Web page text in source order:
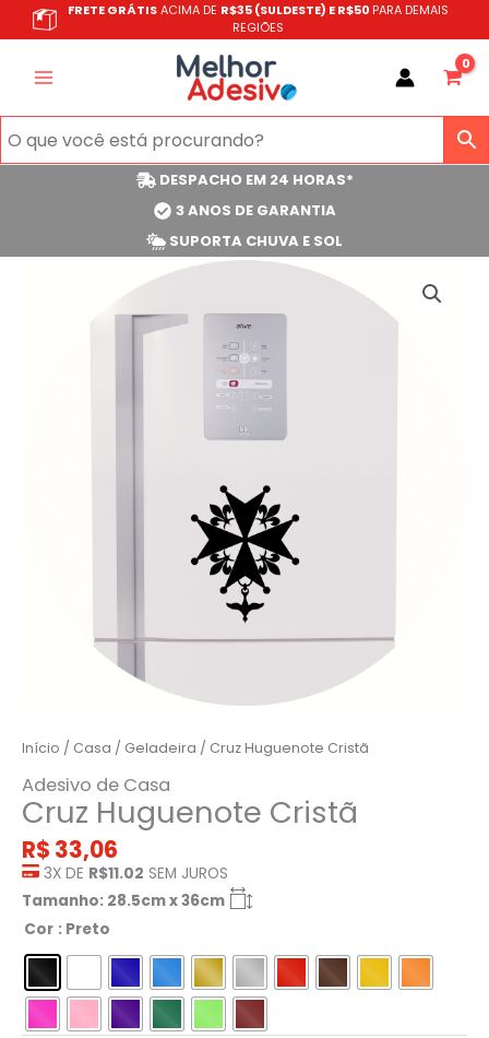
para
FRETE GRÁTISACIMA DE R$35 (SULDESTE) E R$50 PARA DEMAIS
REGIÕES
DESPACHO EM 24 HORAS*
3 ANOS DE GARANTIA
SUPORTA CHUVA E SOL
Início / Casa / Geladeira / Cruz Huguenote Cristã
Adesivo de Casa
Cruz Huguenote Cristã
R$ 33,06
3X DE R$11.02 SEM JUROS
Tamanho: 28.5cm x 36cm
Cor : Preto